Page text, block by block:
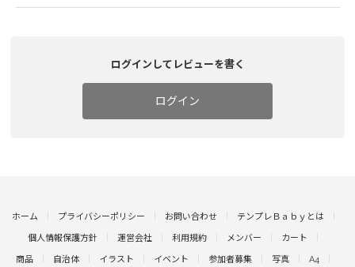
ログインしてレビューを書く
ログイン
ホーム プライバシーポリシー お問い合わせ テンプレＢａｂｙとは
個人情報保護方針 運営会社 利用規約 メンバー カート
商品 自治体 イラスト イベント 参加者募集 写真 A4